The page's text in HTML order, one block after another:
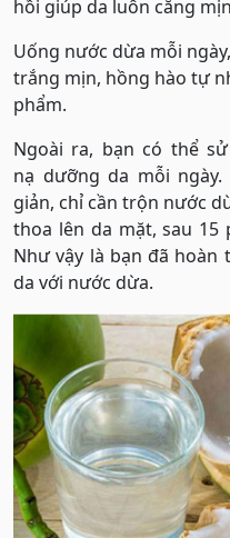
hồi giúp da luôn căng
Uống nước dừa mỗi
trắng mịn, hồng hào tự
phẩm.
Ngoài ra, bạn có thể
nạ dưỡng da mỗi
giản, chỉ cần trộn nước
thoa lên da mặt, sau
Như vậy là bạn đã
da với nước dừa.